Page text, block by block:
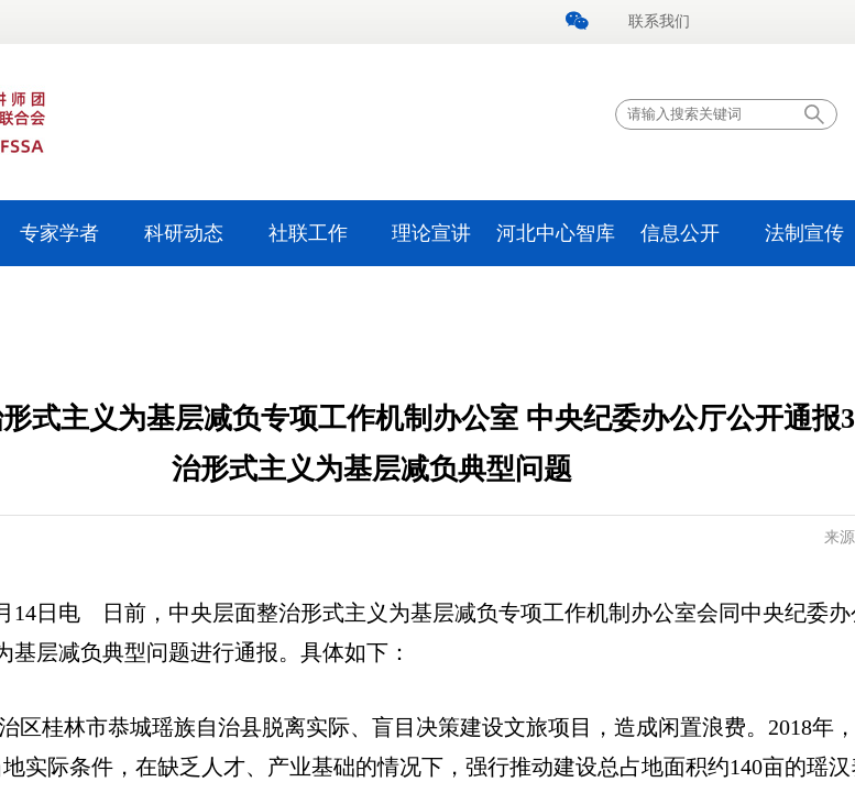
联系我们
专家学者 科研动态 社联工作 理论宣讲 河北中心智库 信息公开 法制宣传
式主义为基层减负专项工作机制办公室 中央纪委办公厅公开通报
治形式主义为基层减负典型问题
来
14日电 日前，中央层面整治形式主义为基层减负专项工作机制办公室会同中央纪委
基层减负典型问题进行通报。具体如下：
区桂林市恭城瑶族自治县脱离实际、盲目决策建设文旅项目，造成闲置浪费。2018年
实际条件，在缺乏人才、产业基础的情况下，强行推动建设总占地面积约140亩的瑶